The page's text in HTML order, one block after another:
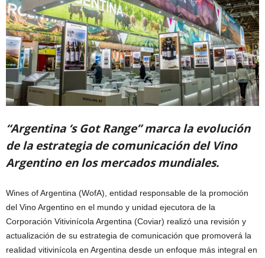
“Argentina ‘s Got Range” marca la evolución
de la estrategia de comunicación del Vino
Argentino en los mercados mundiales.
Wines of Argentina (WofA), entidad responsable de la promoción
del Vino Argentino en el mundo y unidad ejecutora de la
Corporación Vitivinícola Argentina (Coviar) realizó una revisión y
actualización de su estrategia de comunicación que promoverá la
realidad vitivinícola en Argentina desde un enfoque más integral en